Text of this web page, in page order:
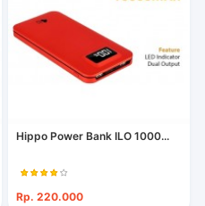
Hippo Power Bank ILO 1000...
Rp. 220.000